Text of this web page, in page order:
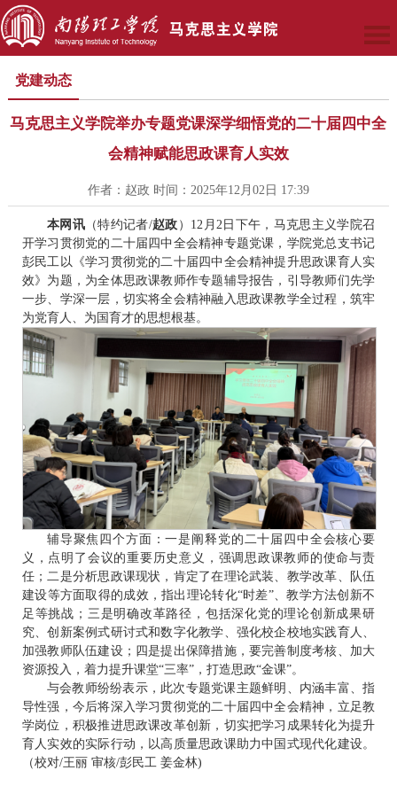
党建动态
马克思主义学院举办专题党课深学细悟党的二十届四中全
会精神赋能思政课育人实效
作者：赵政 时间：2025年12月02日 17:39
本网讯 （特约记者/赵政 ）12月2日下午，马克思主义学院召
开学习贯彻党的二十届四中全会精神专题党课，学院党总支书记
彭民工以《学习贯彻党的二十届四中全会精神提升思政课育人实
效》为题，为全体思政课教师作专题辅导报告，引导教师们先学
一步、学深一层，切实将全会精神融入思政课教学全过程，筑牢
为党育人、为国育才的思想根基。
辅导聚焦四个方面：一是阐释党的二十届四中全会核心要
义，点明了会议的重要历史意义，强调思政课教师的使命与责
任；二是分析思政课现状，肯定了在理论武装、教学改革、队伍
建设等方面取得的成效，指出理论转化“时差”、教学方法创新不
足等挑战；三是明确改革路径，包括深化党的理论创新成果研
究、创新案例式研讨式和数字化教学、强化校企校地实践育人、
加强教师队伍建设；四是提出保障措施，要完善制度考核、加大
资源投入，着力提升课堂“三率”，打造思政“金课”。
与会教师纷纷表示，此次专题党课主题鲜明、内涵丰富、指
导性强，今后将深入学习贯彻党的二十届四中全会精神，立足教
学岗位，积极推进思政课改革创新，切实把学习成果转化为提升
育人实效的实际行动，以高质量思政课助力中国式现代化建设。
（校对/王丽 审核/彭民工 姜金林)